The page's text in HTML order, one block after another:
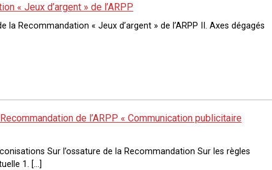
« Jeux d’argent » de l’ARPP
Recommandation « Jeux d’argent » de l’ARPP II. Axes dégagés
de l’ARPP « Communication publicitaire
Sur l’ossature de la Recommandation Sur les règles
1. […]